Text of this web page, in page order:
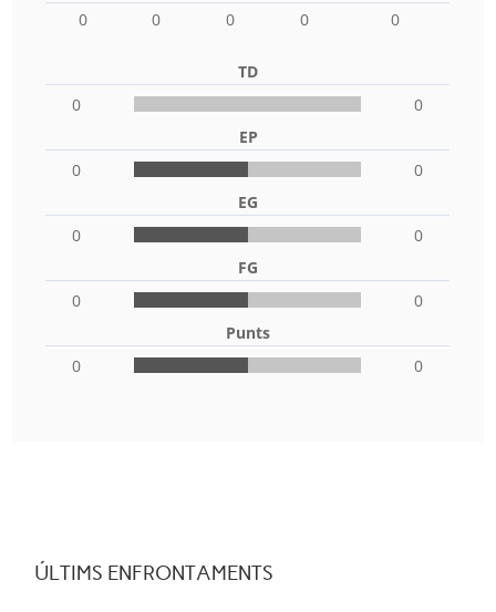
0
0 0 0 0
TD
0
0
EP
0
0
EG
0
0
FG
0
0
Punts
0
0
ÚLTIMS ENFRONTAMENTS